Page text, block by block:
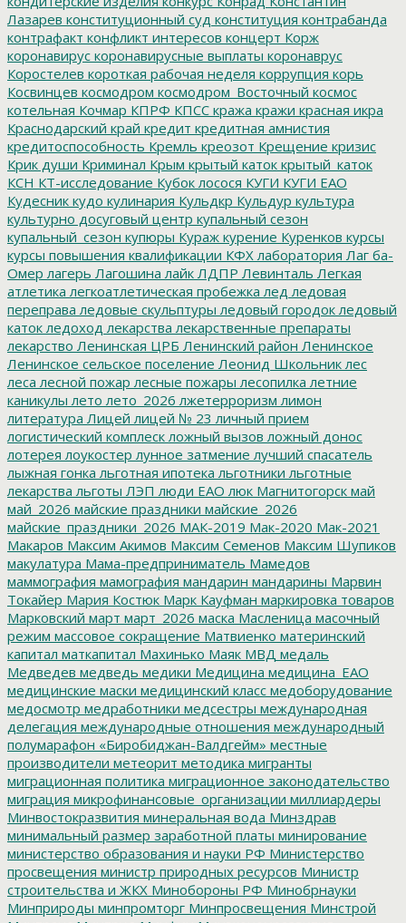
Лазарев конституционный суд конституция контрабанда
контрафакт конфликт интересов концерт Корж
коронавирус коронавирусные выплаты коронаврус
Коростелев короткая рабочая неделя коррупция корь
Косвинцев космодром космодром_Восточный космос
котельная Кочмар КПРФ КПСС кража кражи красная икра
Краснодарский край кредит кредитная амнистия
кредитоспособность Кремль креозот Крещение кризис
Крик души Криминал Крым крытый каток крытый_каток
КСН КТ-исследование Кубок лосося КУГИ КУГИ ЕАО
Кудесник кудо кулинария Кульдкр Кульдур культура
культурно досуговый центр купальный сезон
купальный_сезон купюры Кураж курение Куренков курсы
курсы повышения квалификации КФХ лаборатория Лаг ба-
Омер лагерь Лагошина лайк ЛДПР Левинталь Легкая
атлетика легкоатлетическая пробежка лед ледовая
переправа ледовые скульптуры ледовый городок ледовый
каток ледоход лекарства лекарственные препараты
лекарство Ленинская ЦРБ Ленинский район Ленинское
Ленинское сельское поселение Леонид Школьник лес
леса лесной пожар лесные пожары лесопилка летние
каникулы лето лето_2026 лжетерроризм лимон
литература Лицей лицей № 23 личный прием
логистический комплеск ложный вызов ложный донос
лотерея лоукостер лунное затмение лучший спасатель
лыжная гонка льготная ипотека льготники льготные
лекарства льготы ЛЭП люди ЕАО люк Магнитогорск май
май_2026 майские праздники майские_2026
майские_праздники_2026 МАК-2019 Мак-2020 Мак-2021
Макаров Максим Акимов Максим Семенов Максим Шупиков
макулатура Мама-предприниматель Мамедов
маммография мамография мандарин мандарины Марвин
Токайер Мария Костюк Марк Кауфман маркировка товаров
Марковский март март_2026 маска Масленица масочный
режим массовое сокращение Матвиенко материнский
капитал маткапитал Махинько Маяк МВД медаль
Медведев медведь медики Медицина медицина_ЕАО
медицинские маски медицинский класс медоборудование
медосмотр медработники медсестры международная
делегация международные отношения международный
полумарафон «Биробиджан-Валдгейм» местные
производители метеорит методика мигранты
миграционная политика миграционное законодательство
миграция микрофинансовые_организации миллиардеры
Минвостокразвития минеральная вода Минздрав
минимальный размер заработной платы минирование
министерство образования и науки РФ Министерство
просвещения министр природных ресурсов Министр
строительства и ЖКХ Минобороны РФ Минобрнауки
Минприроды минпромторг Минпросвещения Минстрой